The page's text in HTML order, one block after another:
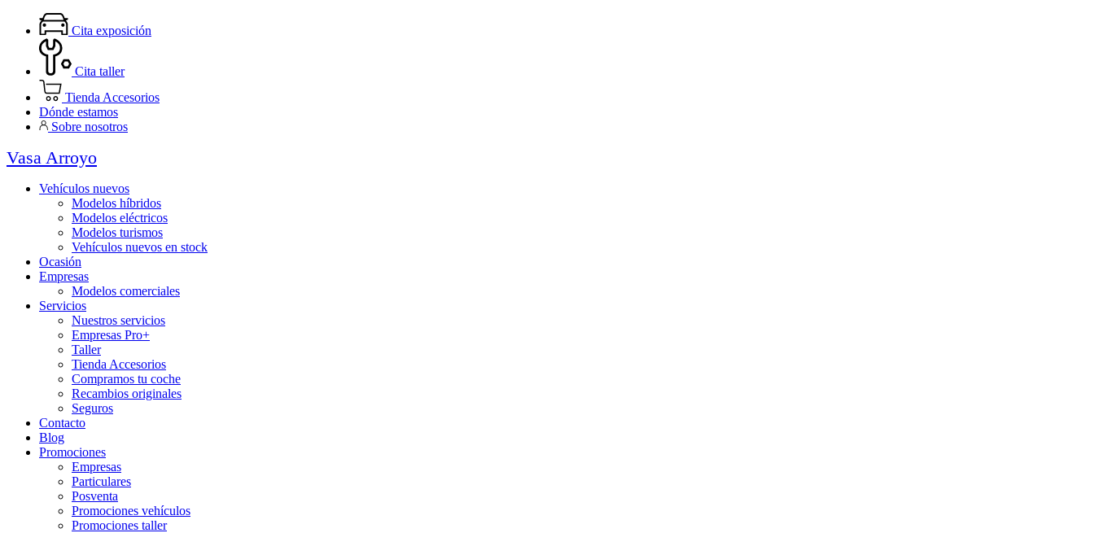
Cita exposición
Cita taller
Tienda Accesorios
Dónde estamos
Sobre nosotros
Vasa Arroyo
Vehículos nuevos
Modelos híbridos
Modelos eléctricos
Modelos turismos
Vehículos nuevos en stock
Ocasión
Empresas
Modelos comerciales
Servicios
Nuestros servicios
Empresas Pro+
Taller
Tienda Accesorios
Compramos tu coche
Recambios originales
Seguros
Contacto
Blog
Promociones
Empresas
Particulares
Posventa
Promociones vehículos
Promociones taller